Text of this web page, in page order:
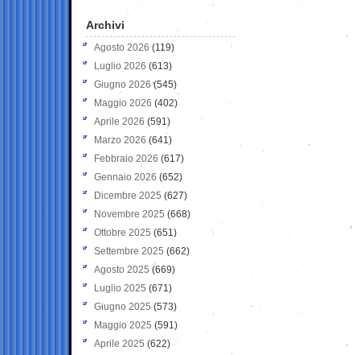
Archivi
Agosto 2026 (119)
Luglio 2026 (613)
Giugno 2026 (545)
Maggio 2026 (402)
Aprile 2026 (591)
Marzo 2026 (641)
Febbraio 2026 (617)
Gennaio 2026 (652)
Dicembre 2025 (627)
Novembre 2025 (668)
Ottobre 2025 (651)
Settembre 2025 (662)
Agosto 2025 (669)
Luglio 2025 (671)
Giugno 2025 (573)
Maggio 2025 (591)
Aprile 2025 (622)